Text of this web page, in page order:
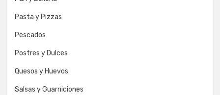
Pasta y Pizzas
Pescados
Postres y Dulces
Quesos y Huevos
Salsas y Guarniciones